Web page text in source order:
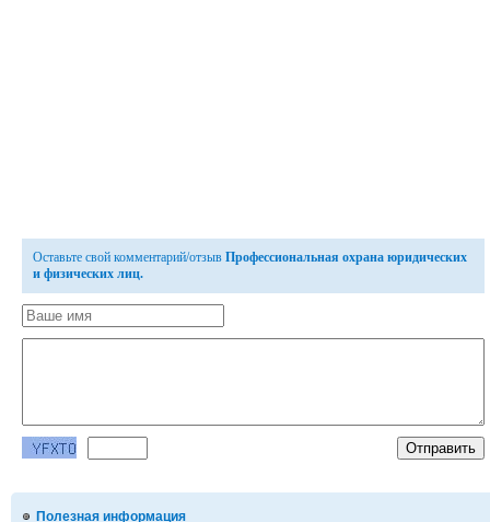
Полезная информация
Оставьте свой комментарий/отзыв Профессиональная охрана юридических
и физических лиц.